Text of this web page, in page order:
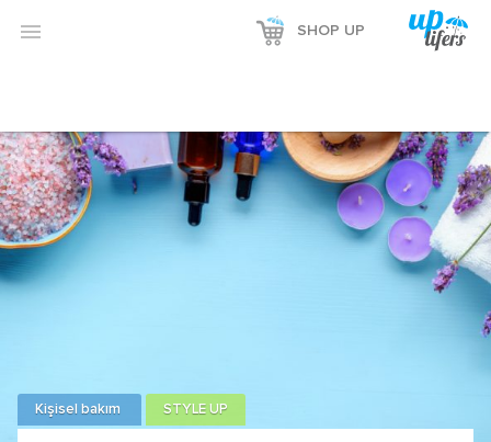
Reklamı Göster
Reklamı Gizle
 SHOP UP
Kişisel bakım STYLE UP